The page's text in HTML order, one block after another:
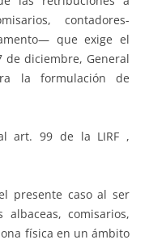
contadores-
que exige el
de diciembre, General
la formulación de
art. 99 de la LIRF ,
presente caso al ser
comisarios,
física en un ámbito